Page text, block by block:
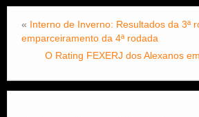
« Interno de Inverno: Resultados da 3ª
emparceiramento da 4ª rodada
O Rating FEXERJ dos Alexanos